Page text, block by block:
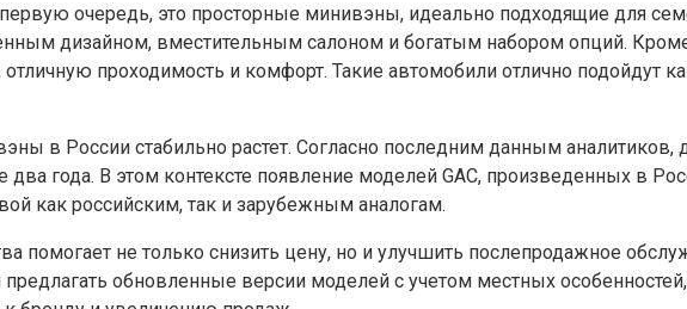
очередь, это просторные минивэны, идеально подходящие для
дизайном, вместительным салоном и богатым набором опций.
проходимость и комфорт. Такие автомобили отлично подойдут
в России стабильно растет. Согласно последним данным
два года. В этом контексте появление моделей GAC, произведенных в
как российским, так и зарубежным аналогам.
помогает не только снизить цену, но и улучшить послепродажное
обновленные версии моделей с учетом местных